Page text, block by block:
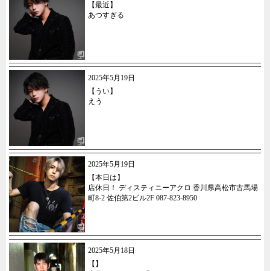
【最近】
あつすぎる
2025年5月19日
【うい】
えう
2025年5月19日
【本日は】
店休日！ ディスティニーアクロ 香川県高松市古馬場
町8-2 佐伯第2ビル2F 087-823-8950
2025年5月18日
【】